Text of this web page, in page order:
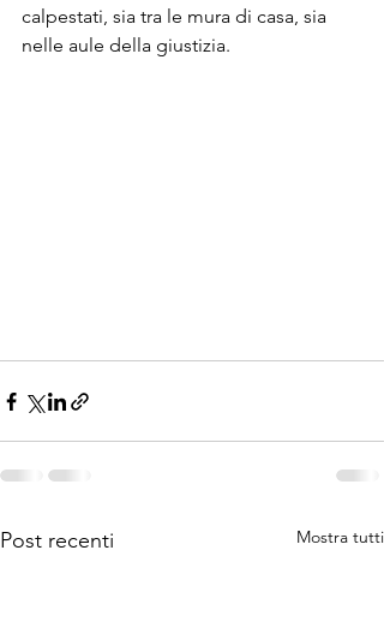
calpestati, sia tra le mura di casa, sia
nelle aule della giustizia.
Post recenti Mostra tutti